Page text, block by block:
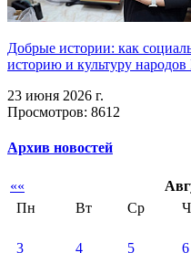
Добрые истории: как
историю и культуру народов
23 июня 2026 г.
Просмотров: 8612
Архив новостей
««
Пн
Вт Ср
3
4 5 6